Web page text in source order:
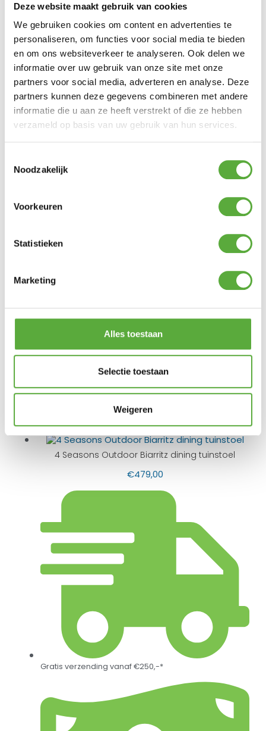
Deze website maakt gebruik van cookies
We gebruiken cookies om content en advertenties te
personaliseren, om functies voor social media te bieden
en om ons websiteverkeer te analyseren. Ook delen we
informatie over uw gebruik van onze site met onze
partners voor social media, adverteren en analyse. Deze
partners kunnen deze gegevens combineren met andere
informatie die u aan ze heeft verstrekt of die ze hebben
verzameld op basis van uw gebruik van hun services.
Noodzakelijk
Voorkeuren
Statistieken
Marketing
Alles toestaan
Selectie toestaan
Weigeren
Hoogte
87 cm
51 cm
Zit diepte
43,5 cm
Arm hoogte 67,5 cm
SKU
4 Seasons Outdoor Colorado tuintafel 240×105cm
€1.799,00
Amber
€1.999,00
4 Seasons Outdoor Safina dining tuinstoel – Amber
€529,00
4 Seasons Outdoor Biarritz dining tuinstoel
€479,00
Gratis verzending vanaf €250,-*